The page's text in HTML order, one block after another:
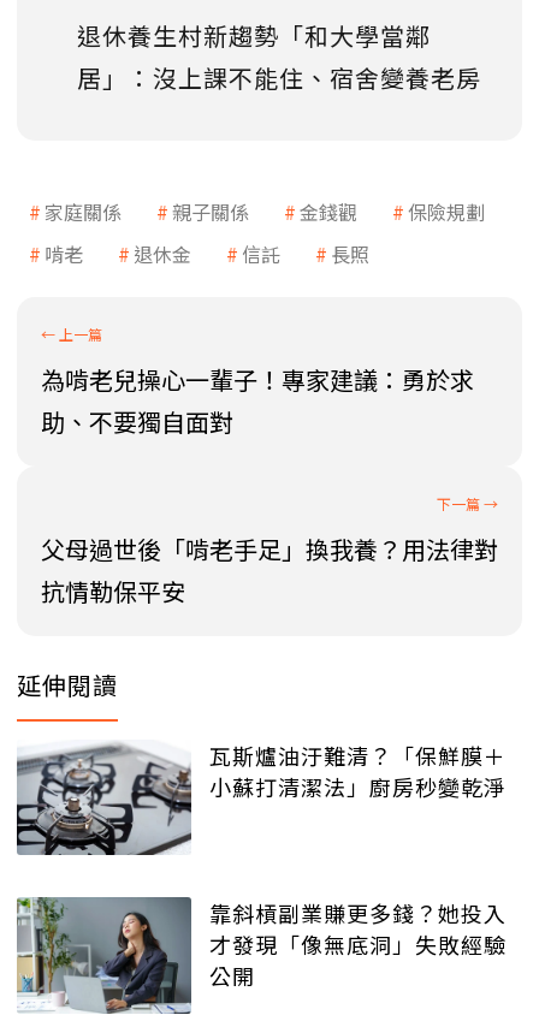
退休養生村新趨勢「和大學當鄰
居」：沒上課不能住、宿舍變養老房
家庭關係 親子關係 金錢觀
保險規劃
啃老
退休金 信託 長照
為啃老兒操心一輩子！專家建議：勇於求
助、不要獨自面對
父母過世後「啃老手足」換我養？用法律對
抗情勒保平安
延伸閱讀
瓦斯爐油汙難清？「保鮮膜＋
小蘇打清潔法」廚房秒變乾淨
靠斜槓副業賺更多錢？她投入
才發現「像無底洞」失敗經驗
公開